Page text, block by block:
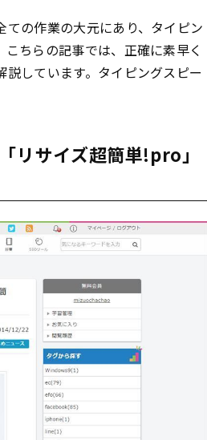
の作業の大元にあり、タイピン
ちらの記事では、正確に素早く
しています。タイピングスピー
リサイズ超簡単!pro」